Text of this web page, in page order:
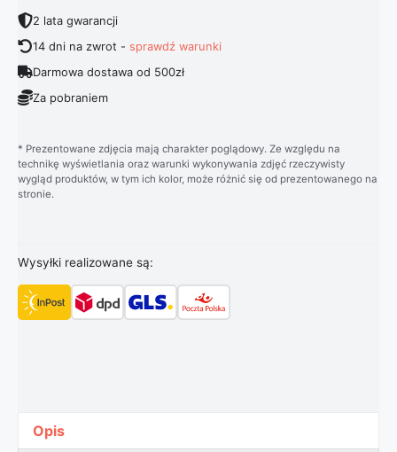
2 lata gwarancji
14 dni na zwrot -sprawdź warunki
Darmowa dostawa od 500zł
Za pobraniem
* Prezentowane zdjęcia mają charakter poglądowy. Ze względu na
technikę wyświetlania oraz warunki wykonywania zdjęć rzeczywisty
wygląd produktów, w tym ich kolor, może różnić się od prezentowanego na
stronie.
Wysyłki realizowane są:
Opis